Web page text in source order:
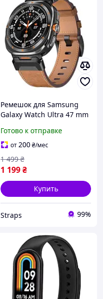
Ремешок для Samsung
Galaxy Watch Ultra 47 mm
Готово к отправке
от200₴/мес
1 199₴
1 499 ₴
Купить
Straps 99%